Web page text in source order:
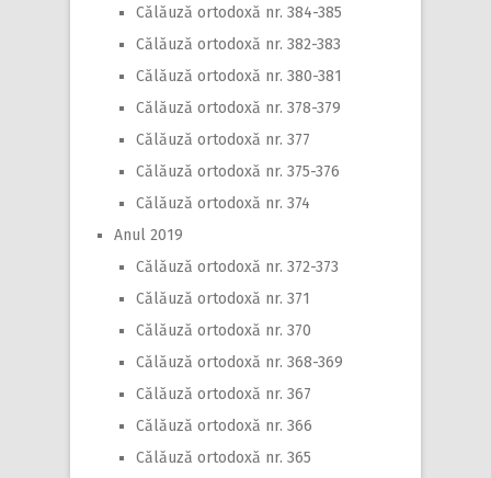
Călăuză ortodoxă nr. 384-385
Călăuză ortodoxă nr. 382-383
Călăuză ortodoxă nr. 380-381
Călăuză ortodoxă nr. 378-379
Călăuză ortodoxă nr. 377
Călăuză ortodoxă nr. 375-376
Călăuză ortodoxă nr. 374
Anul 2019
Călăuză ortodoxă nr. 372-373
Călăuză ortodoxă nr. 371
Călăuză ortodoxă nr. 370
Călăuză ortodoxă nr. 368-369
Călăuză ortodoxă nr. 367
Călăuză ortodoxă nr. 366
Călăuză ortodoxă nr. 365